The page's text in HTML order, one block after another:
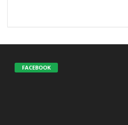
FACEBOOK